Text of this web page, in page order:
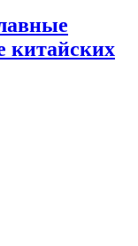
китайских